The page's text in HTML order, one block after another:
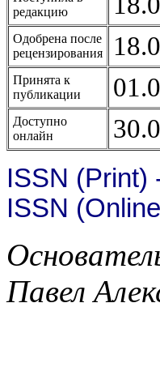
редакцию
Одобрена после
рецензирования
Принята к
публикации
Доступно
онлайн
ISSN (Print)
ISSN
Павел